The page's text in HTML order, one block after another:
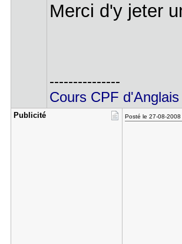
Merci d'y jeter
---------------
Cours CPF
Publicité Posté le 27-08-